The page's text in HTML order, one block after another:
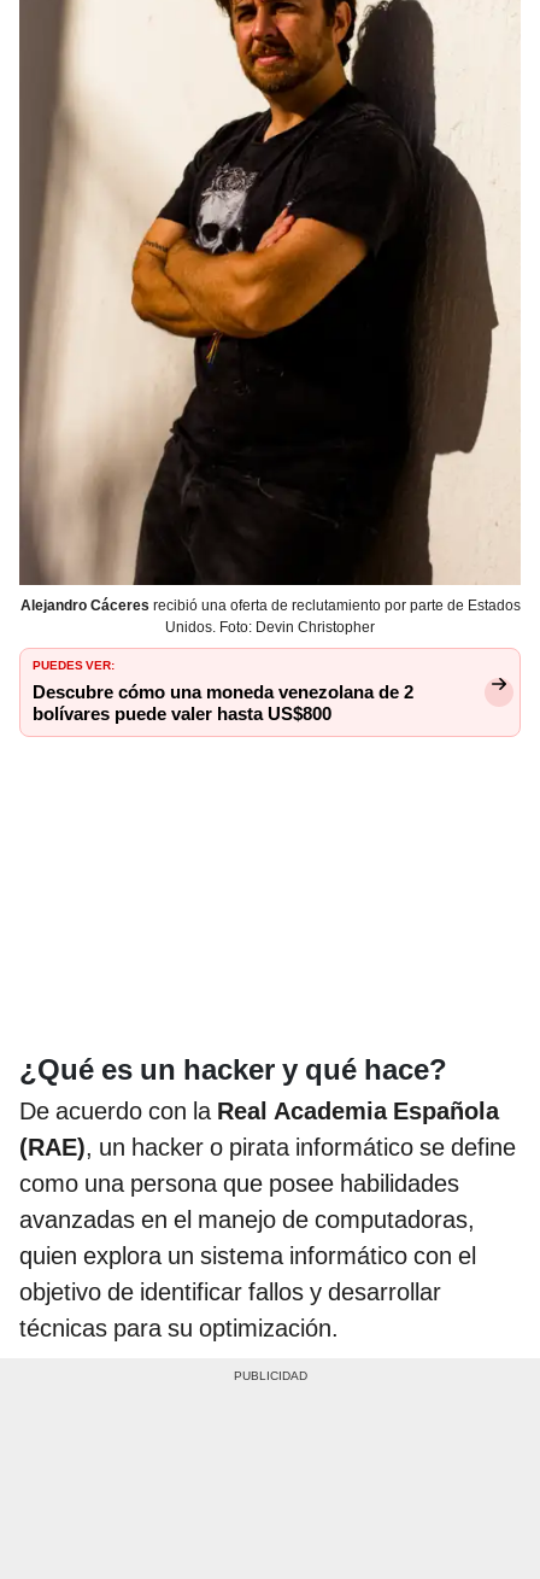
Alejandro Cáceres recibió una oferta de reclutamiento por parte de Estados
Unidos. Foto: Devin Christopher
PUEDES VER:
Descubre cómo una moneda venezolana de 2
bolívares puede valer hasta US$800
¿Qué es un hacker y qué hace?
De acuerdo con la Real Academia Española
(RAE), un hacker o pirata informático se define
como una persona que posee habilidades
avanzadas en el manejo de computadoras,
quien explora un sistema informático con el
objetivo de identificar fallos y desarrollar
técnicas para su optimización.